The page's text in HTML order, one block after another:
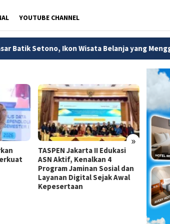
YOUTUBE CHANNEL
Ikon Wisata Belanja yang Menggerakkan
»
TASPEN Jakarta II Edukasi
ASN Aktif, Kenalkan 4
Program Jaminan Sosial dan
Layanan Digital Sejak Awal
Kepesertaan
Jadi